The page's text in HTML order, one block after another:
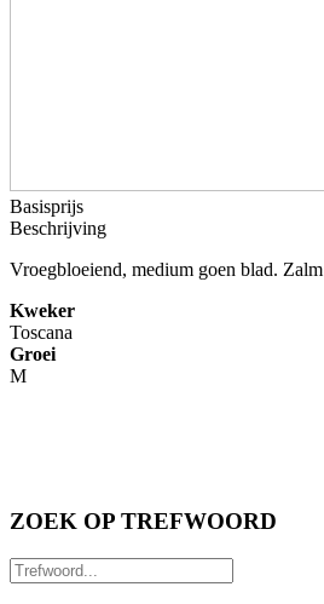
Basisprijs
Beschrijving
Vroegbloeiend, medium goen blad.
Kweker
Toscana
Groei
M
ZOEK OP TREFWOORD